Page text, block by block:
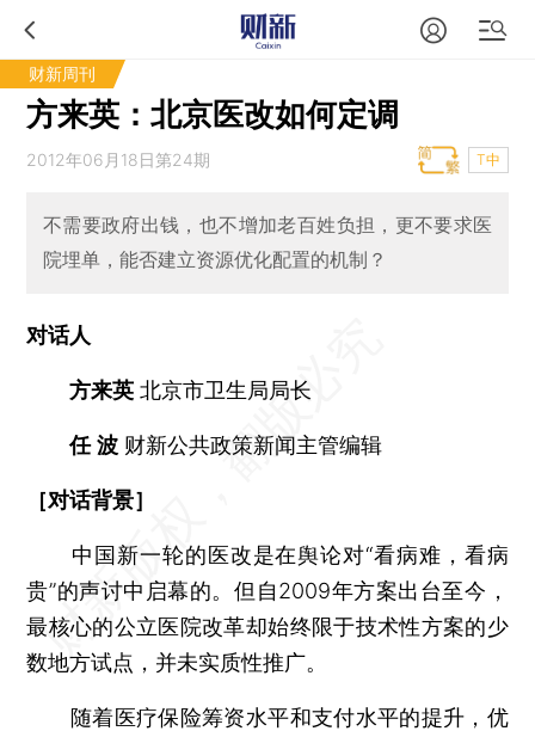
财新周刊
方来英：北京医改如何定调
2012年06月18日第24期 T中
不需要政府出钱，也不增加老百姓负担，更不要求医
院埋单，能否建立资源优化配置的机制？
对话人
方来英 北京市卫生局局长
任 波 财新公共政策新闻主管编辑
［对话背景］
中国新一轮的医改是在舆论对“看病难，看病
贵”的声讨中启幕的。但自2009年方案出台至今，
最核心的公立医院改革却始终限于技术性方案的少
数地方试点，并未实质性推广。
随着医疗保险筹资水平和支付水平的提升，优